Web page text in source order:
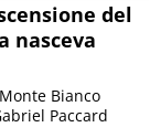
del
nasceva
Bianco
Paccard